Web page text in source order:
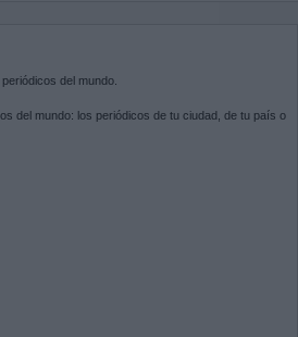
del mundo.
del mundo: los periódicos de tu ciudad, de tu país o